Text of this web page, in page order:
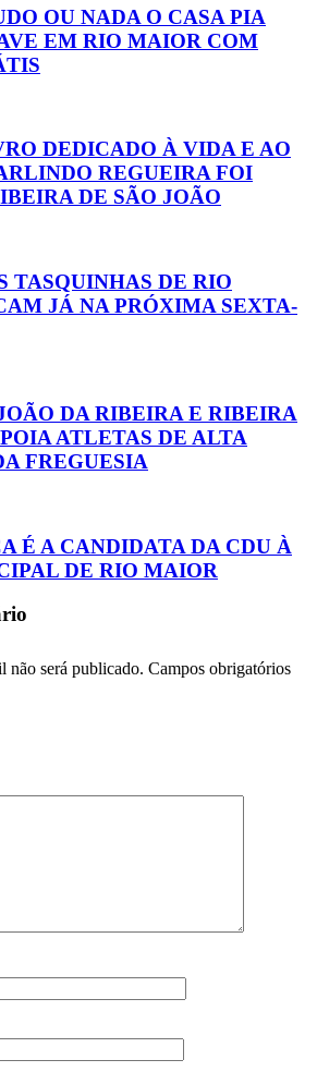
OU NADA O CASA PIA
EM RIO MAIOR COM
DEDICADO À VIDA E AO
REGUEIRA FOI
DE SÃO JOÃO
TASQUINHAS DE RIO
JÁ NA PRÓXIMA SEXTA-
DA RIBEIRA E RIBEIRA
ATLETAS DE ALTA
FREGUESIA
É A CANDIDATA DA CDU À
DE RIO MAIOR
não será publicado. Campos obrigatórios